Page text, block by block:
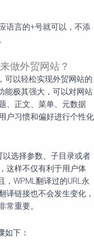
语言的+号就可以，不添
做外贸网站？
可以轻松实现外贸网站的
能极其强大，可以对网站
、正文、菜单、元数据
户习惯和偏好进行个性化
以选择参数、子目录或者
这样不仅有利于用户体
，WPML翻译过的URL永
译链接也不会发生变化，
常重要。
如下：